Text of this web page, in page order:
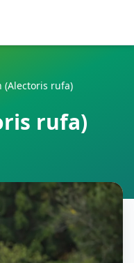
(Alectoris rufa)
rufa)